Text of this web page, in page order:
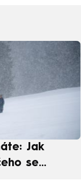
Jak
se